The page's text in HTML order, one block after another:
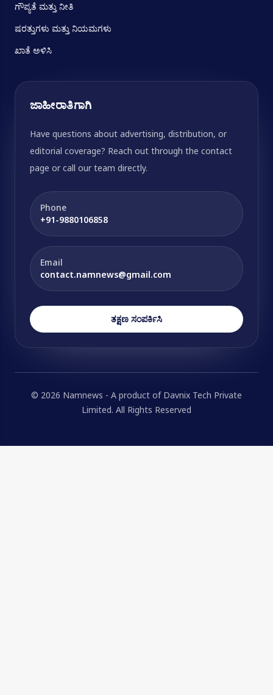
ಗೌಪ್ಯತೆ ಮತ್ತು ನೀತಿ
ಷರತ್ತುಗಳು ಮತ್ತು ನಿಯಮಗಳು
ಖಾತೆ ಅಳಿಸಿ
ಜಾಹೀರಾತಿಗಾಗಿ
Have questions about advertising, distribution, or
editorial coverage? Reach out through the contact
page or call our team directly.
Phone
+91-9880106858
Email
contact.namnews@gmail.com
ತಕ್ಷಣ ಸಂಪರ್ಕಿಸಿ
© 2026 Namnews - A product of Davnix Tech Private
Limited. All Rights Reserved